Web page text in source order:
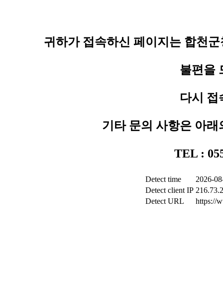
귀하가 접속하신 페이지는 합천
불편을
다시 접
기타 문의 사항은 아
TEL :
Detect time
2026-
Detect client IP
Detect URL
https://